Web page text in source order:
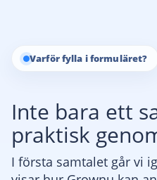
Varför fylla i formuläret?
Inte bara ett
praktisk
I första samtalet går vi